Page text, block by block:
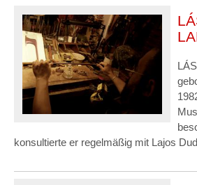
konsultierte er regelmäßig mit Lajos